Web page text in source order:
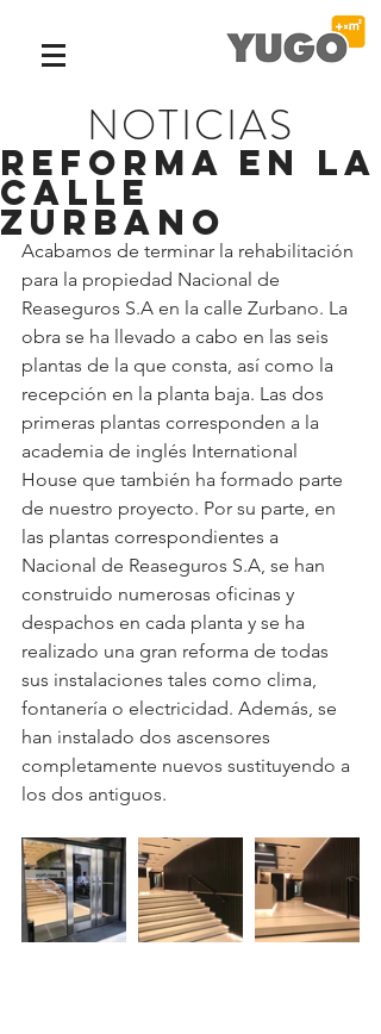
NOTICIAS
Reforma en la
calle
Zurbano
Acabamos de terminar la rehabilitación
para la propiedad Nacional de
Reaseguros S.A en la calle Zurbano. La
obra se ha llevado a cabo en las seis
plantas de la que consta, así como la
recepción en la planta baja. Las dos
primeras plantas corresponden a la
academia de inglés International
House que también ha formado parte
de nuestro proyecto. Por su parte, en
las plantas correspondientes a
Nacional de Reaseguros S.A, se han
construido numerosas oficinas y
despachos en cada planta y se ha
realizado una gran reforma de todas
sus instalaciones tales como clima,
fontanería o electricidad. Además, se
han instalado dos ascensores
completamente nuevos sustituyendo a
los dos antiguos.